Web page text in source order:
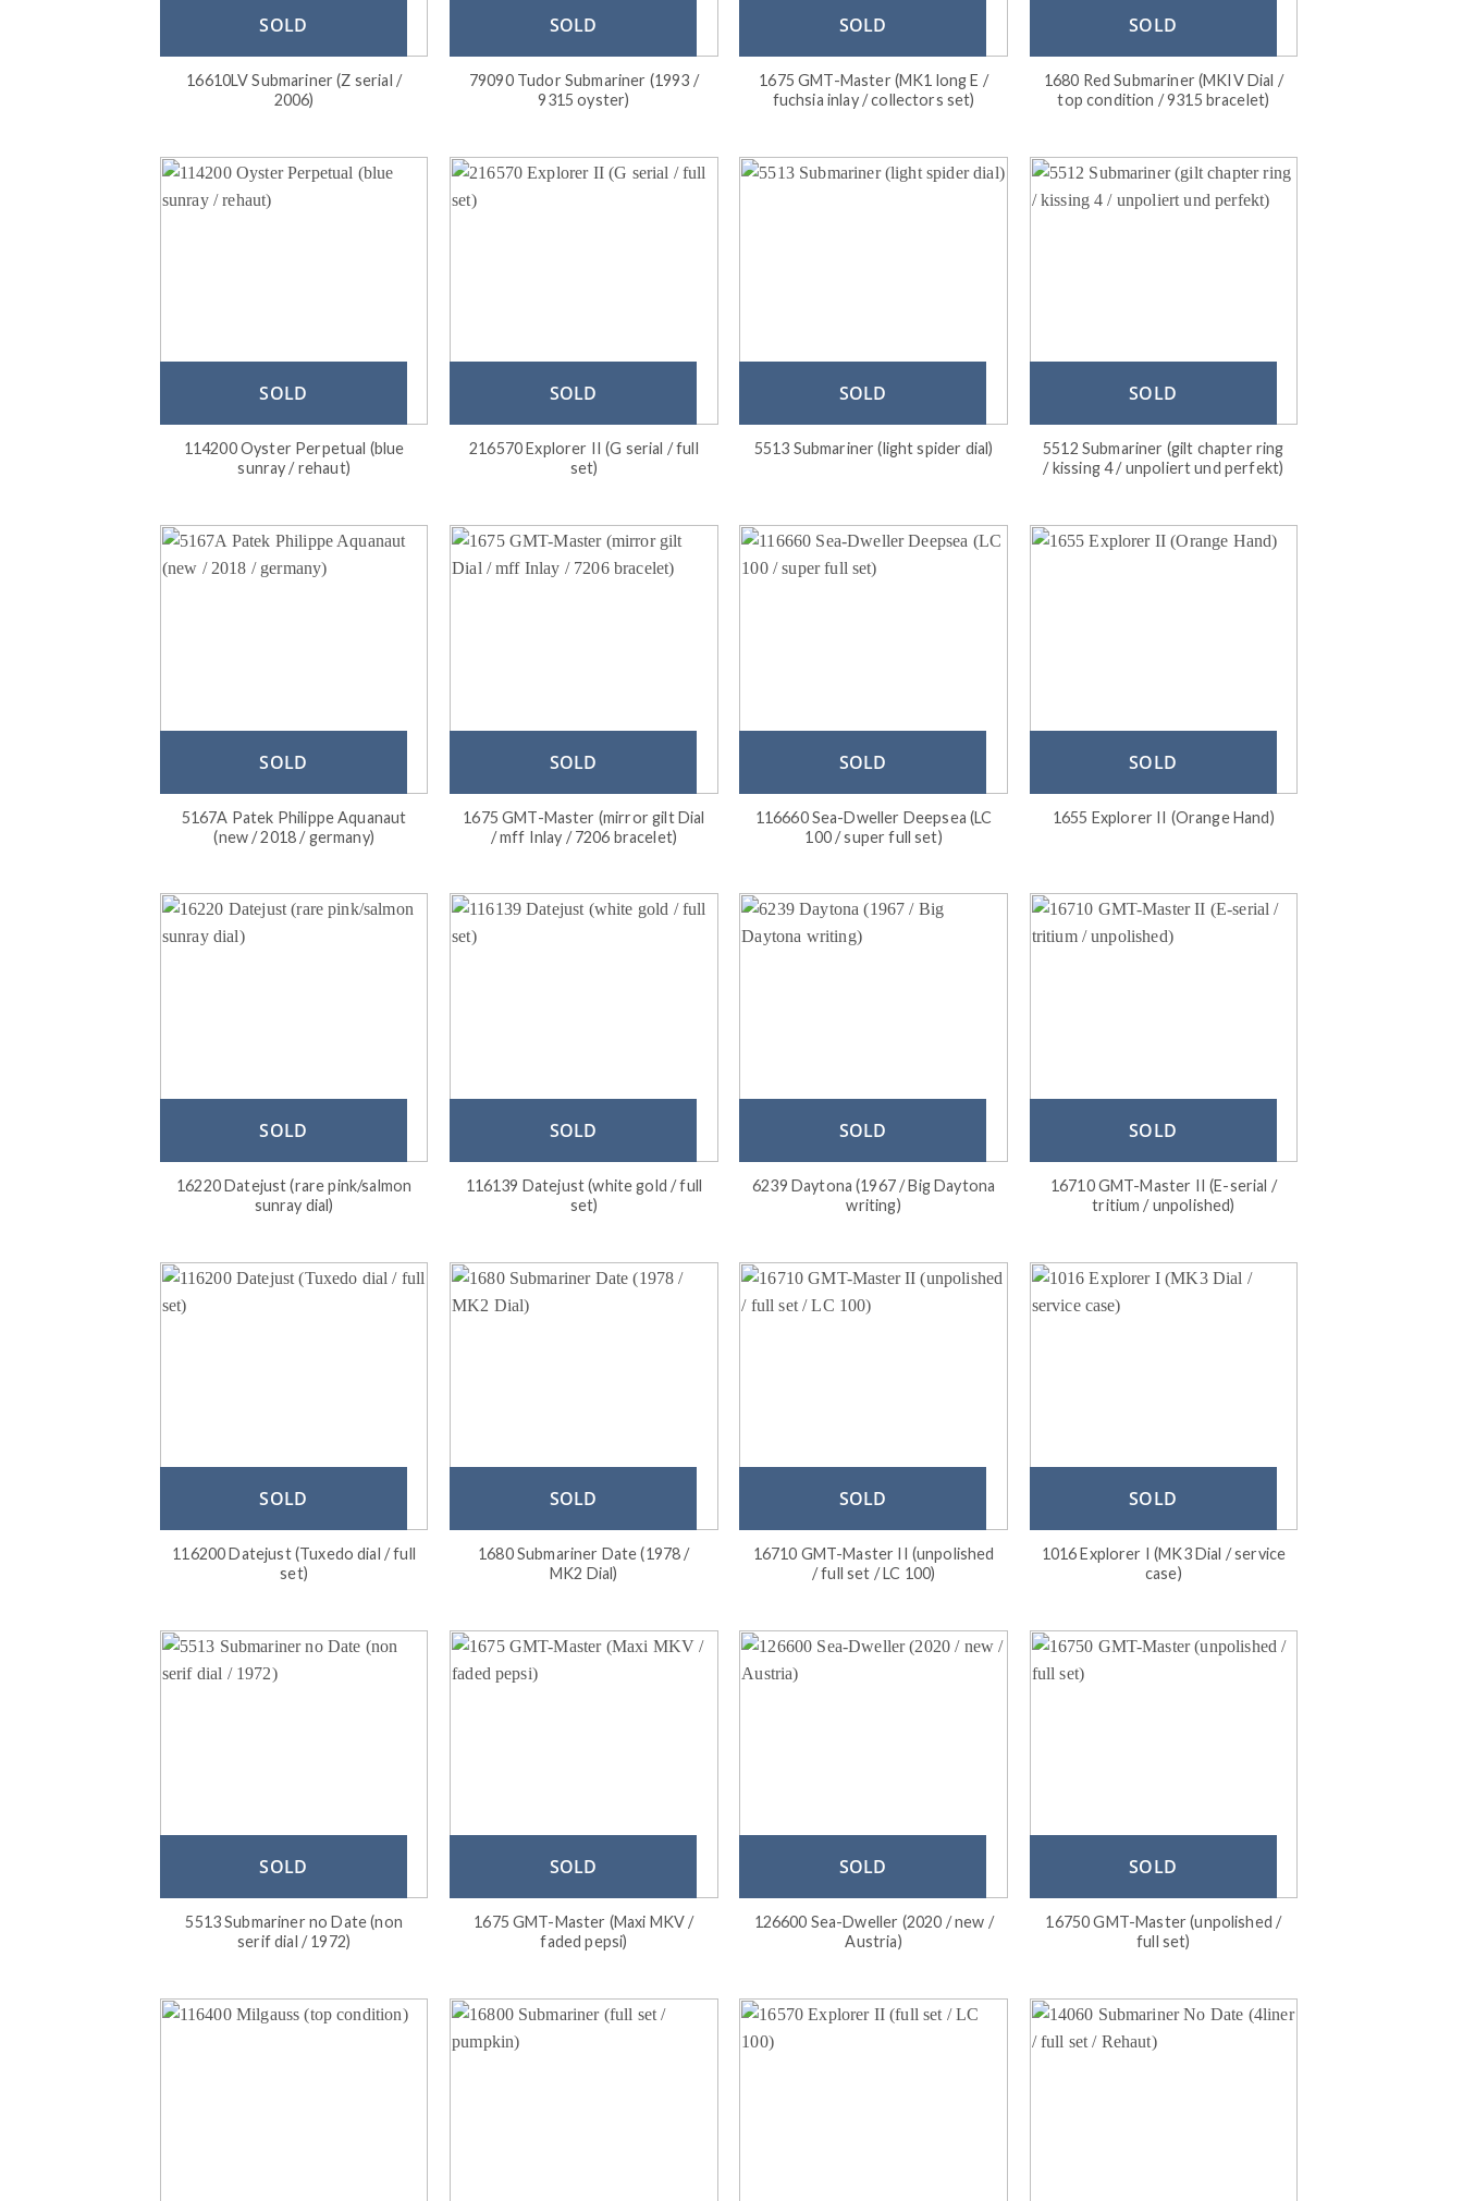
SOLD
16610LV Submariner (Z serial /
2006)
SOLD
79090 Tudor Submariner (1993 /
9315 oyster)
SOLD
1675 GMT-Master (MK1 long E /
fuchsia inlay / collectors set)
SOLD
1680 Red Submariner (MKIV Dial /
top condition / 9315 bracelet)
SOLD
114200 Oyster Perpetual (blue
sunray / rehaut)
SOLD
216570 Explorer II (G serial / full
set)
SOLD
5513 Submariner (light spider dial)
SOLD
5512 Submariner (gilt chapter ring
/ kissing 4 / unpoliert und perfekt)
SOLD
5167A Patek Philippe Aquanaut
(new / 2018 / germany)
SOLD
1675 GMT-Master (mirror gilt Dial
/ mff Inlay / 7206 bracelet)
SOLD
116660 Sea-Dweller Deepsea (LC
100 / super full set)
SOLD
1655 Explorer II (Orange Hand)
SOLD
16220 Datejust (rare pink/salmon
sunray dial)
SOLD
116139 Datejust (white gold / full
set)
SOLD
6239 Daytona (1967 / Big Daytona
writing)
SOLD
16710 GMT-Master II (E-serial /
tritium / unpolished)
SOLD
116200 Datejust (Tuxedo dial / full
set)
SOLD
1680 Submariner Date (1978 /
MK2 Dial)
SOLD
16710 GMT-Master II (unpolished
/ full set / LC 100)
SOLD
1016 Explorer I (MK3 Dial / service
case)
SOLD
5513 Submariner no Date (non
serif dial / 1972)
SOLD
1675 GMT-Master (Maxi MKV /
faded pepsi)
SOLD
126600 Sea-Dweller (2020 / new /
Austria)
SOLD
16750 GMT-Master (unpolished /
full set)